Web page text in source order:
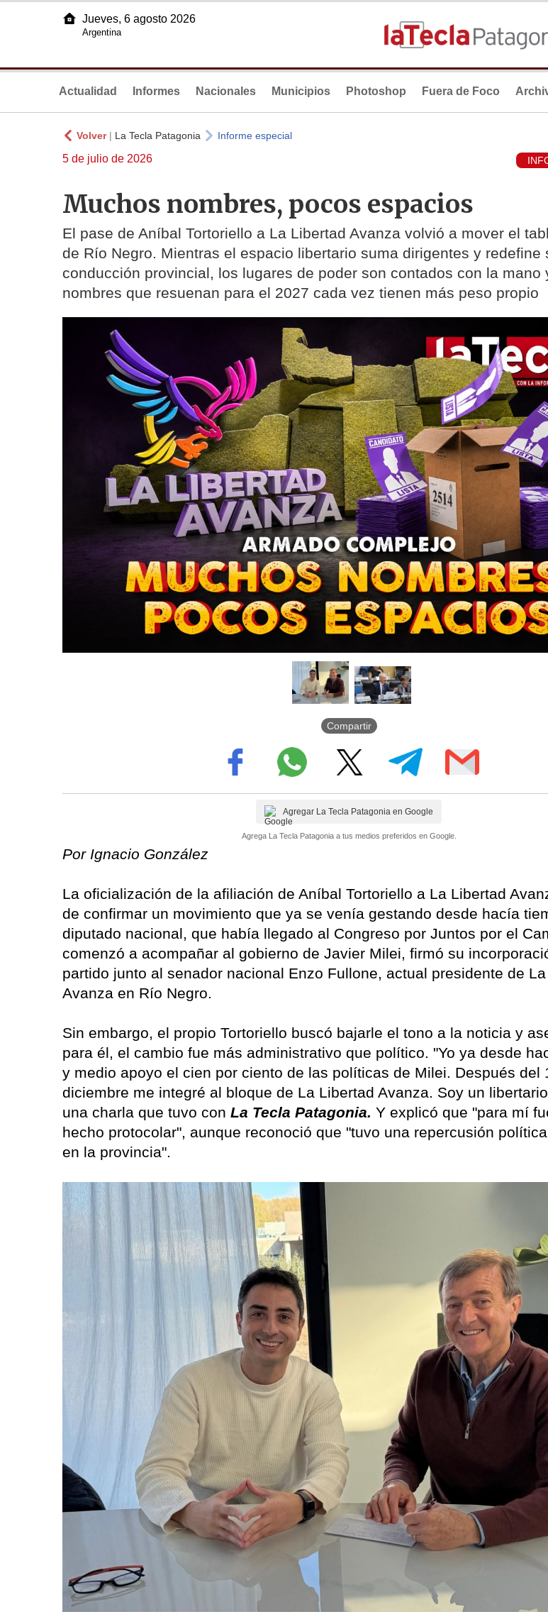
Jueves, 6 agosto 2026
Argentina
Actualidad Informes Nacionales Municipios Photoshop Fuera de Foco
Volver| La Tecla Patagonia Informe especial
5 de julio de 2026
Muchos nombres, pocos espacios
El pase de Aníbal Tortoriello a La Libertad Avanza volvió a mover el
de Río Negro. Mientras el espacio libertario suma dirigentes y redefine
conducción provincial, los lugares de poder son contados con la mano
nombres que resuenan para el 2027 cada vez tienen más peso propio
Compartir
Agregar La Tecla Patagonia en Google
Agrega La Tecla Patagonia a tus medios preferidos en Google.
Por Ignacio González
La oficialización de la afiliación de Aníbal Tortoriello a La Libertad
de confirmar un movimiento que ya se venía gestando desde hacía
diputado nacional, que había llegado al Congreso por Juntos por el
comenzó a acompañar al gobierno de Javier Milei, firmó su
partido junto al senador nacional Enzo Fullone, actual presidente de
Avanza en Río Negro.
Sin embargo, el propio Tortoriello buscó bajarle el tono a la noticia y
para él, el cambio fue más administrativo que político. "Yo ya desde
y medio apoyo el cien por ciento de las políticas de Milei. Después del
diciembre me integré al bloque de La Libertad Avanza. Soy un
una charla que tuvo con La Tecla Patagonia. Y explicó que "para mí
hecho protocolar", aunque reconoció que "tuvo una repercusión
en la provincia".